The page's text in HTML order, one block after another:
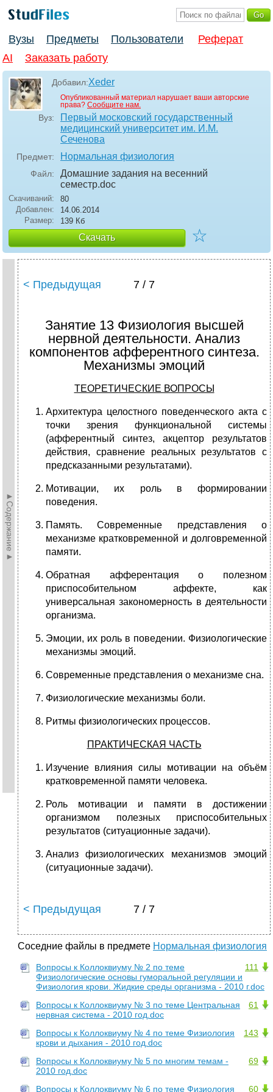
Вузы Предметы Пользователи
Реферат
AI
Заказать работу
Добавил:Xeder
Опубликованный материал нарушает ваши авторские
права? Сообщите нам.
Вуз:
Первый московский государственный
медицинский университет им. И.М.
Сеченова
Предмет: Нормальная физиология
Файл:
Домашние задания на весенний
семестр.doc
Скачиваний:
80
Добавлен:
14.06.2014
Размер:
139 Кб
Скачать ☆
►Содержание►
< Предыдущая 7 / 7
Занятие 13 Физиология высшей
нервной деятельности. Анализ
компонентов афферентного синтеза.
Механизмы эмоций
ТЕОРЕТИЧЕСКИЕ ВОПРОСЫ
Архитектура целостного поведенческого акта с
точки зрения функциональной системы
(афферентный синтез, акцептор результатов
действия, сравнение реальных результатов с
предсказанными результатами).
Мотивации, их роль в формировании
поведения.
Память. Современные представления о
механизме кратковременной и долговременной
памяти.
Обратная афферентация о полезном
приспособительном аффекте, как
универсальная закономерность в деятельности
организма.
Эмоции, их роль в поведении. Физиологические
механизмы эмоций.
Современные представления о механизме сна.
Физиологические механизмы боли.
Ритмы физиологических процессов.
ПРАКТИЧЕСКАЯ ЧАСТЬ
Изучение влияния силы мотивации на объём
кратковременной памяти человека.
Роль мотивации и памяти в достижении
организмом полезных приспособительных
результатов (ситуационные задачи).
Анализ физиологических механизмов эмоций
(ситуационные задачи).
< Предыдущая 7 / 7
Соседние файлы в предмете Нормальная физиология
111
Вопросы к Коллоквиуму № 2 по теме
Физиологические основы гуморальной регуляции и
Физиология крови. Жидкие среды организма - 2010 г.doc
61
Вопросы к Коллоквиуму № 3 по теме Центральная
нервная система - 2010 год.doc
143
Вопросы к Коллоквиуму № 4 по теме Физиология
крови и дыхания - 2010 год.doc
69
Вопросы к Коллоквиуму № 5 по многим темам -
2010 год.doc
60
Вопросы к Коллоквиуму № 6 по теме Физиология